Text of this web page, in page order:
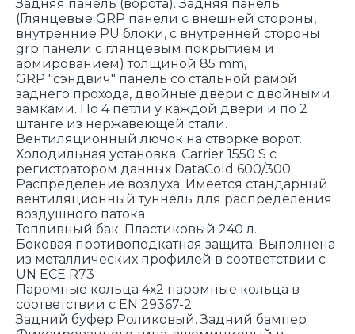
Задняя панель (ворота). Задняя панель
(Глянцевые GRP панели с внешней стороны,
внутренние PU блоки, с внутренней стороны
grp панели с глянцевым покрытием и
армированием) толщиной 85 mm,
GRP "сэндвич" панель со стальной рамой
заднего прохода, двойные двери с двойными
замками. По 4 петли у каждой двери и по 2
штанге из нержавеющей стали.
Вентиляционный лючок на створке ворот.
Холодильная установка. Carrier 1550 S c
регистратором данных DataCold 600/300
Распределение воздуха. Имеется стандарный
вентиляционный туннель для распределения
воздушного патока
Топливный бак. Пластиковый 240 л.
Боковая противоподкатная защита. Выполнена
из металлических профилей в соответствии с
UN ECE R73
Паромные кольца 4х2 паромные кольца в
соответствии с EN 29367-2
Задний буфер Роликовый. Задний бампер